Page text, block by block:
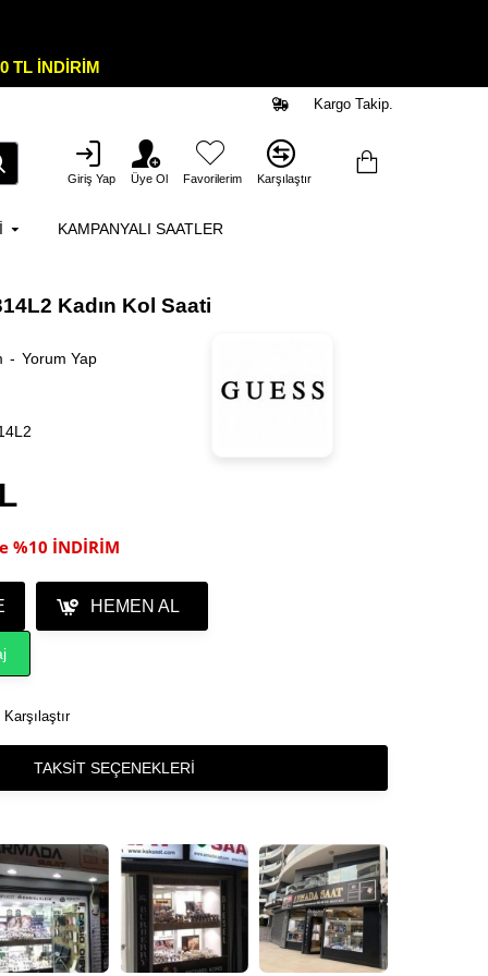
TL İNDİRİM
Kargo Takip.
Giriş Yap Üye Ol Favorilerim Karşılaştır
KAMPANYALI SAATLER
Kadın Kol Saati
- Yorum Yap
%10 İNDİRİM
HEMEN AL
Karşılaştır
TAKSIT SEÇENEKLERI